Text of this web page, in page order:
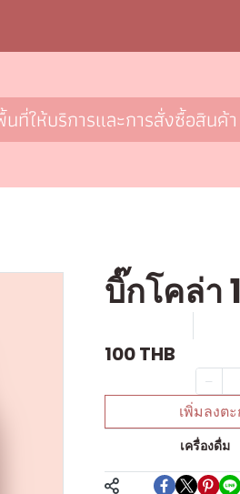
ที่ให้บริการและการสั่งซื้อสินค้า
บิ๊กโคล่า
100 THB
เพิ่มลงต
เครื่องดื่ม